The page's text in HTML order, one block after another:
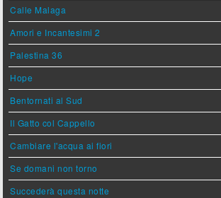
Calle Malaga
Amori e Incantesimi 2
Palestina 36
Hope
Bentornati al Sud
Il Gatto col Cappello
Cambiare l'acqua ai fiori
Se domani non torno
Succederà questa notte